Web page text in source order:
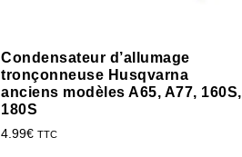
Condensateur d’allumage
tronçonneuse Husqvarna
anciens modèles A65, A77, 160S,
180S
4.99€ TTC